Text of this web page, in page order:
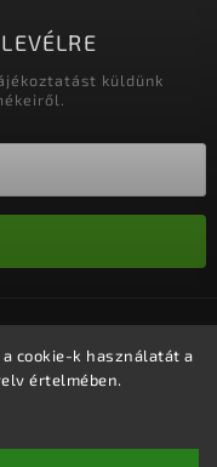
cookie-k használatát a
értelmében.
küldünk